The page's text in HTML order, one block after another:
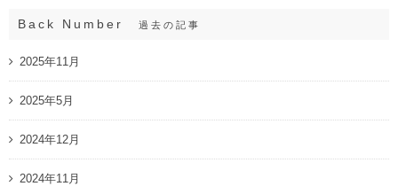
Back Number 過去の記事
2025年11月
2025年5月
2024年12月
2024年11月